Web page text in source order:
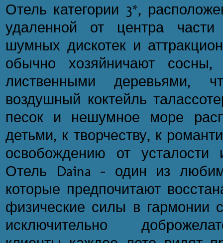
Отель категории 3*,
удаленной от центра
шумных дискотек и
обычно хозяйничают
лиственными деревьями,
воздушный коктейль
песок и нешумное море
детьми, к творчеству, к
освобождению от усталости
Отель Daina – один из
которые предпочитают
физические силы в гармонии
исключительно